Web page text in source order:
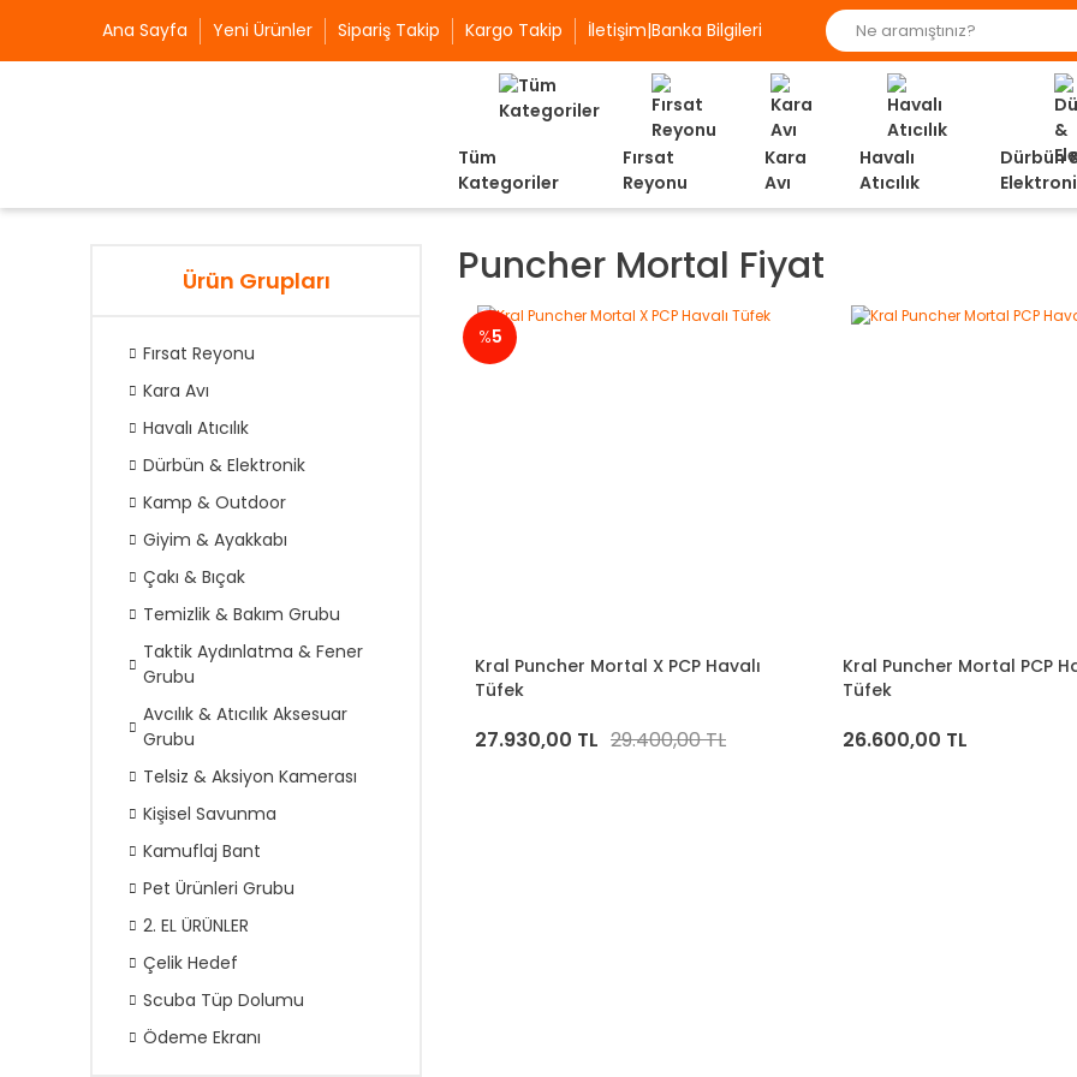
Ana Sayfa Yeni Ürünler Sipariş Takip Kargo Takip İletişim|Banka Bilgileri
Tüm
Kategoriler
Fırsat
Reyonu
Kara
Avı
Havalı
Atıcılık
Dürbün
Ürün Grupları
Fırsat Reyonu
Kara Avı
Havalı Atıcılık
Dürbün & Elektronik
Kamp & Outdoor
Giyim & Ayakkabı
Çakı & Bıçak
Temizlik & Bakım Grubu
Taktik Aydınlatma & Fener
Grubu
Avcılık & Atıcılık Aksesuar
Grubu
Telsiz & Aksiyon Kamerası
Kişisel Savunma
Kamuflaj Bant
Pet Ürünleri Grubu
2. EL ÜRÜNLER
Çelik Hedef
Scuba Tüp Dolumu
Ödeme Ekranı
Puncher Mortal Fiyat
%5
Kral Puncher Mortal X PCP Havalı
Tüfek
27.930,00 TL 29.400,00 TL
Kral Puncher Mortal PCP
Tüfek
26.600,00 TL